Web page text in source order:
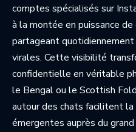
comptes spécialisés sur
à la montée en puissance
partageant
virales. Cette visibilité
confidentielle en véritable
le Bengal ou le Scottish
autour des chats facilitent
émergentes auprès du grand